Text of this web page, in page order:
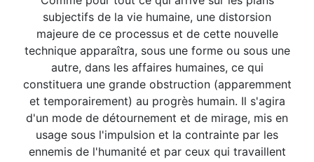
subjectifs de la vie humaine, une distorsion
majeure de ce processus et de cette nouvelle
technique apparaîtra, sous une forme ou sous une
autre, dans les affaires humaines, ce qui
constituera une grande obstruction (apparemment
et temporairement) au progrès humain. Il s'agira
d'un mode de détournement et de mirage, mis en
usage sous l'impulsion et la contrainte par les
ennemis de l'humanité et par ceux qui travaillent